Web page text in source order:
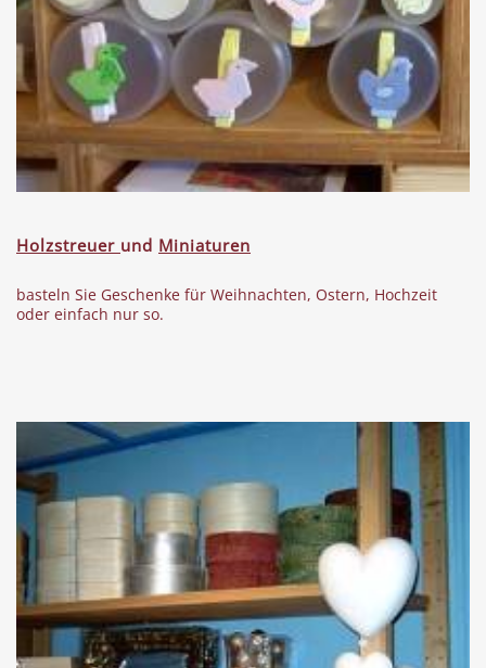
Holzstreuer und Miniaturen
basteln Sie Geschenke für Weihnachten, Ostern, Hochzeit
oder einfach nur so.